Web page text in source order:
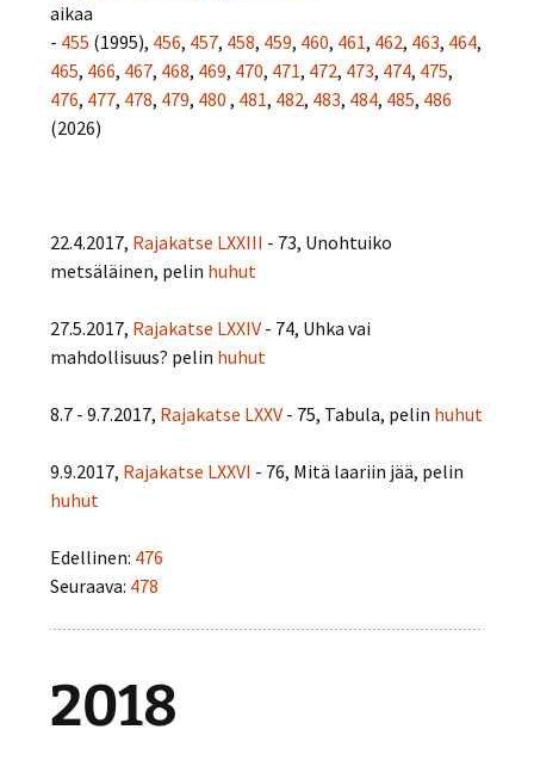
aikaa
- 455 (1995), 456, 457, 458, 459, 460, 461, 462, 463, 464,
465, 466, 467, 468, 469, 470, 471, 472, 473, 474, 475,
476, 477, 478, 479, 480 , 481, 482, 483, 484, 485, 486
(2026)
22.4.2017, Rajakatse LXXIII - 73, Unohtuiko
metsäläinen, pelin huhut
27.5.2017, Rajakatse LXXIV - 74, Uhka vai
mahdollisuus? pelin huhut
8.7 - 9.7.2017, Rajakatse LXXV - 75, Tabula, pelin huhut
9.9.2017, Rajakatse LXXVI - 76, Mitä laariin jää, pelin
huhut
Edellinen: 476
Seuraava: 478
2018